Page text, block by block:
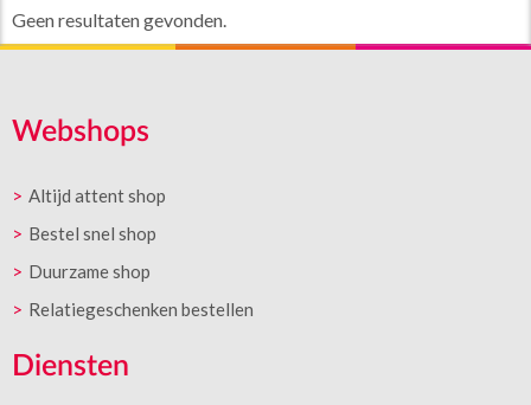
Geen resultaten gevonden.
Webshops
Altijd attent shop
Bestel snel shop
Duurzame shop
Relatiegeschenken bestellen
Diensten